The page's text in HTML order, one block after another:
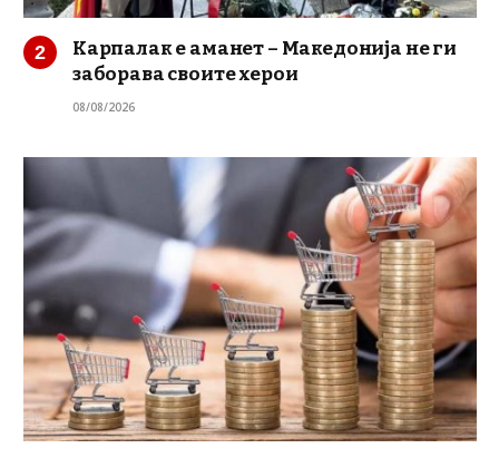
Карпалак е аманет – Македонија не ги
заборава своите херои
08/08/2026